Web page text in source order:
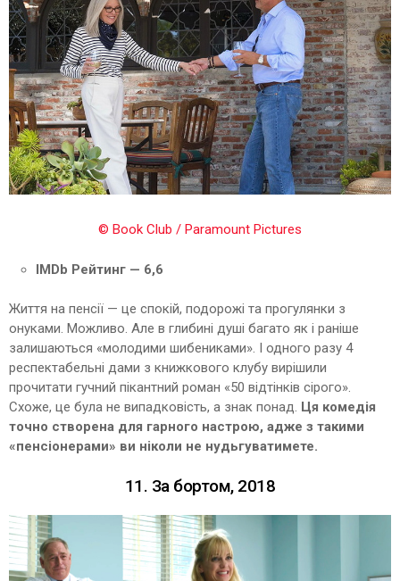
© Book Club / Paramount Pictures
IMDb Рейтинг — 6,6
Життя на пенсії — це спокій, подорожі та прогулянки з
онуками. Можливо. Але в глибині душі багато як і раніше
залишаються «молодими шибениками». І одного разу 4
респектабельні дами з книжкового клубу вирішили
прочитати гучний пікантний роман «50 відтінків сірого».
Схоже, це була не випадковість, а знак понад. Ця комедія
точно створена для гарного настрою, адже з такими
«пенсіонерами» ви ніколи не нудьгуватимете.
11. За бортом, 2018